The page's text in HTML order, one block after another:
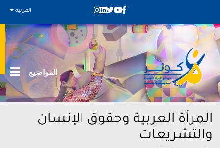
العربية
المواضيع
المرأة العربية وحقوق الإنسان
والتشريعات